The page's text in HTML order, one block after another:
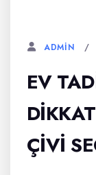
ADMIN
EV
ÇIVI